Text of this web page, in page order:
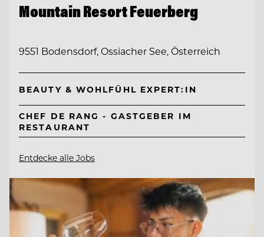
Mountain Resort Feuerberg
9551 Bodensdorf, Ossiacher See, Österreich
BEAUTY & WOHLFÜHL EXPERT:IN
CHEF DE RANG - GASTGEBER IM
RESTAURANT
Entdecke alle Jobs